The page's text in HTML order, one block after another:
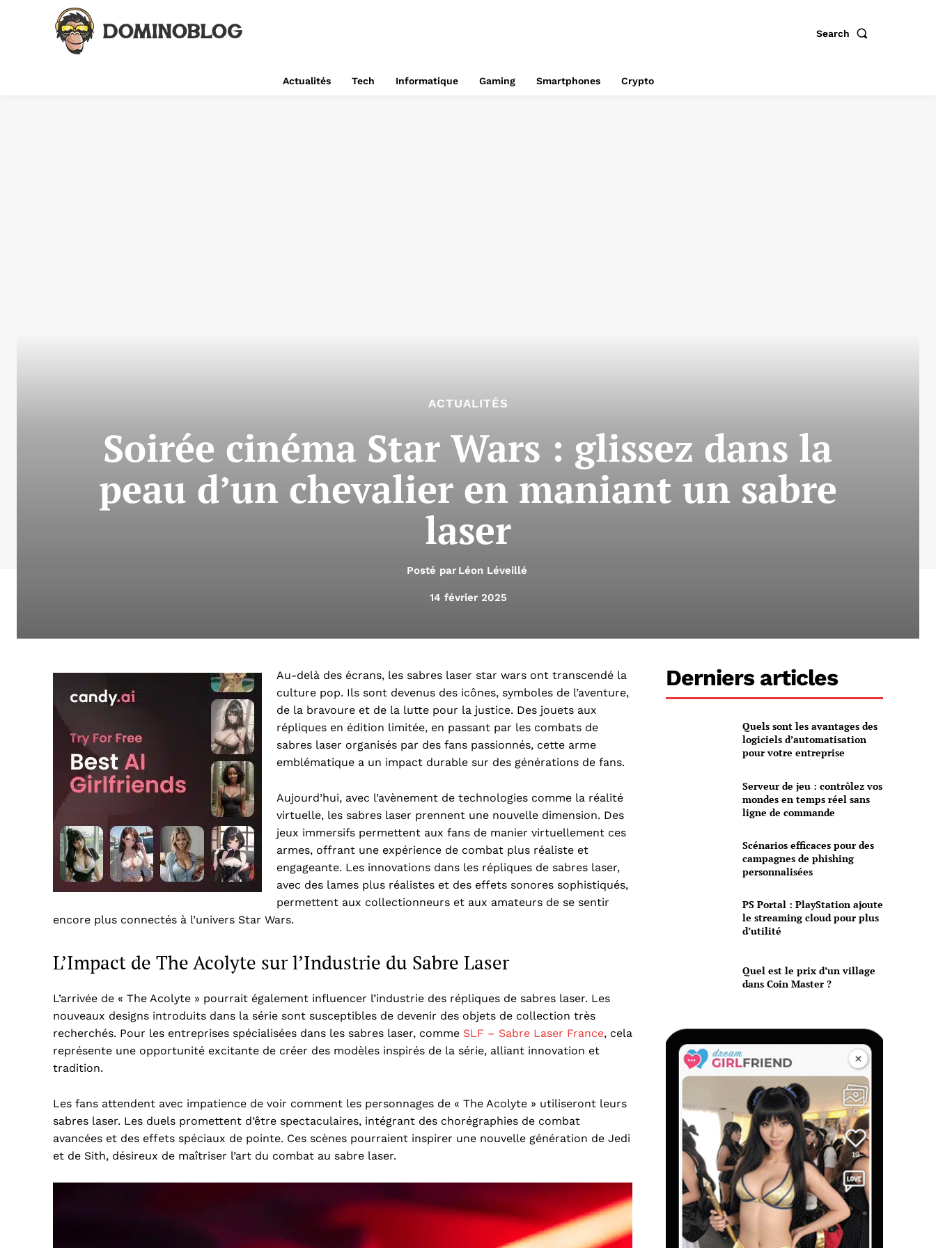
Search
Actualités Tech Informatique Gaming Smartphones Crypto
ACTUALITÉS
Soirée cinéma Star Wars : glissez dans la
peau d’un chevalier en maniant un sabre
laser
Posté par Léon Léveillé
14 février 2025
Au-delà des écrans, les sabres laser star wars ont transcendé la
culture pop. Ils sont devenus des icônes, symboles de l’aventure,
de la bravoure et de la lutte pour la justice. Des jouets aux
répliques en édition limitée, en passant par les combats de
sabres laser organisés par des fans passionnés, cette arme
emblématique a un impact durable sur des générations de fans.
Aujourd’hui, avec l’avènement de technologies comme la réalité
virtuelle, les sabres laser prennent une nouvelle dimension. Des
jeux immersifs permettent aux fans de manier virtuellement ces
armes, offrant une expérience de combat plus réaliste et
engageante. Les innovations dans les répliques de sabres laser,
avec des lames plus réalistes et des effets sonores sophistiqués,
permettent aux collectionneurs et aux amateurs de se sentir
encore plus connectés à l’univers Star Wars.
L’Impact de The Acolyte sur l’Industrie du Sabre Laser
L’arrivée de « The Acolyte » pourrait également influencer l’industrie des répliques de sabres laser. Les
nouveaux designs introduits dans la série sont susceptibles de devenir des objets de collection très
recherchés. Pour les entreprises spécialisées dans les sabres laser, comme SLF – Sabre Laser France, cela
représente une opportunité excitante de créer des modèles inspirés de la série, alliant innovation et
tradition.
Les fans attendent avec impatience de voir comment les personnages de « The Acolyte » utiliseront leurs
sabres laser. Les duels promettent d’être spectaculaires, intégrant des chorégraphies de combat
avancées et des effets spéciaux de pointe. Ces scènes pourraient inspirer une nouvelle génération de Jedi
et de Sith, désireux de maîtriser l’art du combat au sabre laser.
Derniers articles
Quels sont les avantages des
logiciels d’automatisation
pour votre entreprise
Serveur de jeu : contrôlez vos
mondes en temps réel sans
ligne de commande
Scénarios efficaces pour des
campagnes de phishing
personnalisées
PS Portal : PlayStation ajoute
le streaming cloud pour plus
d’utilité
Quel est le prix d’un village
dans Coin Master ?